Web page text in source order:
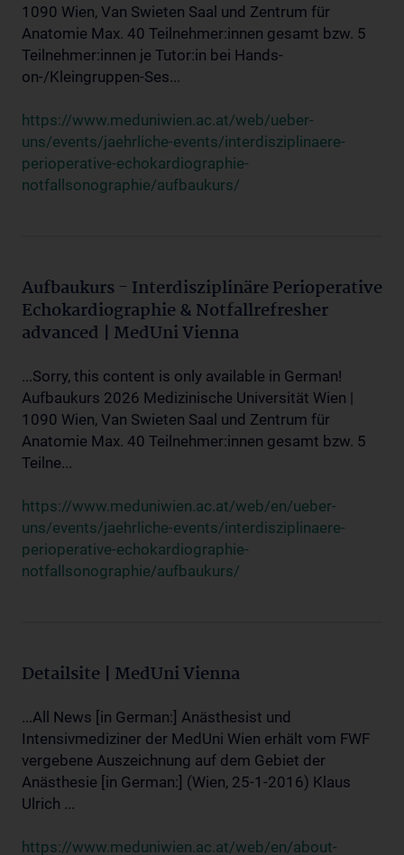
1090 Wien, Van Swieten Saal und Zentrum für
Anatomie Max. 40 Teilnehmer:innen gesamt bzw. 5
Teilnehmer:innen je Tutor:in bei Hands-
on-/Kleingruppen-Ses...
https://www.meduniwien.ac.at/web/ueber-
uns/events/jaehrliche-events/interdisziplinaere-
perioperative-echokardiographie-
notfallsonographie/aufbaukurs/
Aufbaukurs - Interdisziplinäre Perioperative
Echokardiographie & Notfallrefresher
advanced | MedUni Vienna
...Sorry, this content is only available in German!
Aufbaukurs 2026 Medizinische Universität Wien |
1090 Wien, Van Swieten Saal und Zentrum für
Anatomie Max. 40 Teilnehmer:innen gesamt bzw. 5
Teilne...
https://www.meduniwien.ac.at/web/en/ueber-
uns/events/jaehrliche-events/interdisziplinaere-
perioperative-echokardiographie-
notfallsonographie/aufbaukurs/
Detailsite | MedUni Vienna
...All News [in German:] Anästhesist und
Intensivmediziner der MedUni Wien erhält vom FWF
vergebene Auszeichnung auf dem Gebiet der
Anästhesie [in German:] (Wien, 25-1-2016) Klaus
Ulrich ...
https://www.meduniwien.ac.at/web/en/about-